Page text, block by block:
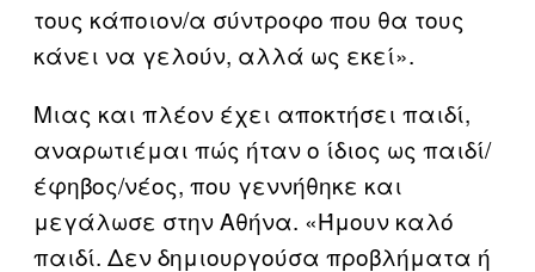
τους κάποιον/α σύντροφο που θα τους
κάνει να γελούν, αλλά ως εκεί».
Μιας και πλέον έχει αποκτήσει παιδί,
αναρωτιέμαι πώς ήταν ο ίδιος ως παιδί/
έφηβος/νέος, που γεννήθηκε και
μεγάλωσε στην Αθήνα. «Ήμουν καλό
παιδί. Δεν δημιουργούσα προβλήματα ή